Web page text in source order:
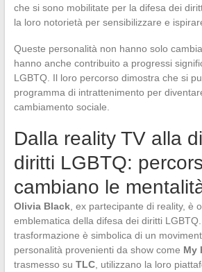
che si sono mobilitate per la difesa dei
la loro notorietà per sensibilizzare e
Queste personalità non hanno solo
hanno anche contribuito a progressi
LGBTQ. Il loro percorso dimostra che si
programma di intrattenimento per
cambiamento sociale.
Dalla reality TV alla
diritti LGBTQ:
cambiano le
Olivia Black, ex partecipante di reality, è
emblematica della difesa dei diritti
trasformazione è simbolica di un
personalità provenienti da show come My
trasmesso su TLC, utilizzano la loro